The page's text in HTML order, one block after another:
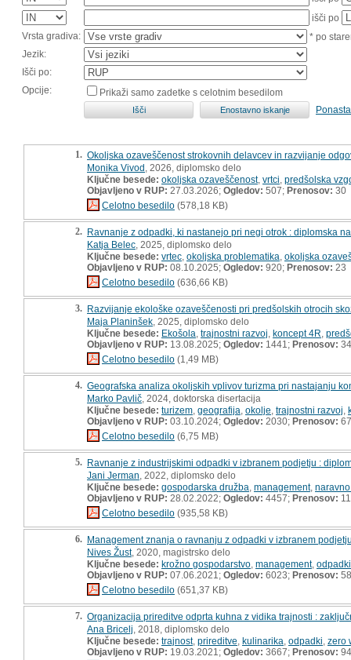
išči po
Vrsta gradiva:
* po
Jezik:
Išči po:
Opcije:
Prikaži samo zadetke s celotnim besedilom
1. Okoljska ozaveščenost strokovnih delavcev in razvijanje
Monika Vivod , 2026, diplomsko delo
Ključne besede: okoljska ozaveščenost, vrtci predšolska
Objavljeno v RUP: 27.03.2026; Ogledov: 507; Prenosov: 30
Celotno besedilo (578,18 KB)
2. Ravnanje z odpadki, ki nastanejo pri negi otrok : diplomska
Katja Belec , 2025, diplomsko delo
Ključne besede: vrtec okoljska problematika okoljska
Objavljeno v RUP: 08.10.2025; Ogledov: 920; Prenosov: 23
Celotno besedilo (636,66 KB)
3. Razvijanje ekološke ozaveščenosti pri predšolskih otrocih
Maja Planinšek , 2025, diplomsko delo
Ključne besede: Ekošola trajnostni razvoj koncept 4R
Objavljeno v RUP: 13.08.2025; Ogledov: 1441; Prenosov: 34
Celotno besedilo (1,49 MB)
4. Geografska analiza okoljskih vplivov turizma pri nastajanju
Marko Pavlič , 2024, doktorska disertacija
Ključne besede: turizem geografija okolje trajnostni razvoj
Objavljeno v RUP: 03.10.2024; Ogledov: 2030; Prenosov: 67
Celotno besedilo (6,75 MB)
5. Ravnanje z industrijskimi odpadki v izbranem podjetju :
Jani Jerman , 2022, diplomsko delo
Ključne besede: gospodarska družba management,
Objavljeno v RUP: 28.02.2022; Ogledov: 4457; Prenosov:
Celotno besedilo (935,58 KB)
6. Management znanja o ravnanju z odpadki v izbranem
Nives Žust, 2020, magistrsko delo
Ključne besede: krožno gospodarstvo management, odpadki
Objavljeno v RUP: 07.06.2021; Ogledov: 6023; Prenosov: 58
Celotno besedilo (651,37 KB)
7. Organizacija prireditve odprta kuhna z vidika trajnosti :
Ana Bricelj , 2018, diplomsko delo
Ključne besede: trajnost, prireditve kulinarika odpadki zero
Objavljeno v RUP: 19.03.2021; Ogledov: 3667; Prenosov: 94